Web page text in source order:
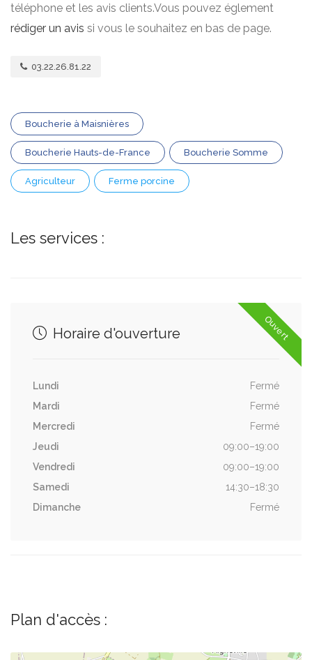
téléphone et les avis clients.Vous pouvez églement
rédiger un avis si vous le souhaitez en bas de page.
03.22.26.81.22
Boucherie à Maisnières
Boucherie Hauts-de-France Boucherie Somme
Agriculteur Ferme porcine
Les services :
Ouvert
Horaire d'ouverture
Lundi
Fermé
Mardi
Fermé
Mercredi
Fermé
Jeudi
09:00–19:00
Vendredi
09:00–19:00
Samedi
14:30–18:30
Dimanche
Fermé
Plan d'accès :